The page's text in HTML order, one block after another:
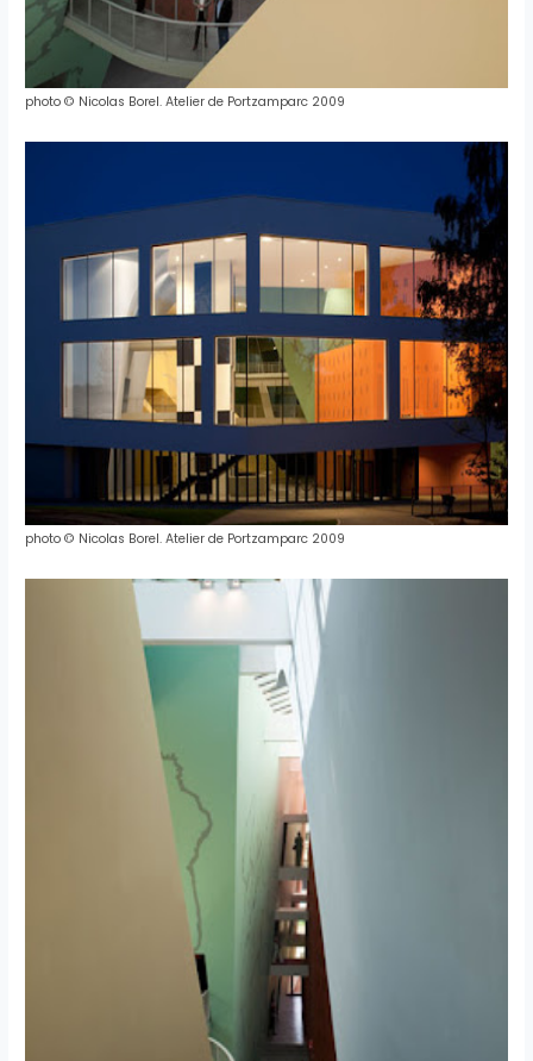
photo © Nicolas Borel. Atelier de Portzamparc 2009
photo © Nicolas Borel. Atelier de Portzamparc 2009